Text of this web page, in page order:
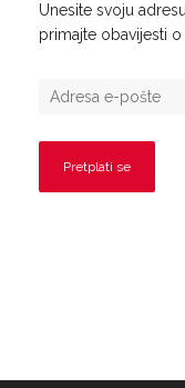
Unesite svoju
primajte obavijesti